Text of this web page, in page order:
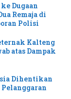
Dugaan
Remaja di
Polisi
Kalteng
atas Dampak
Dihentikan
Pelanggaran